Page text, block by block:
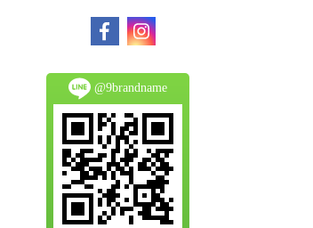
@9brandname